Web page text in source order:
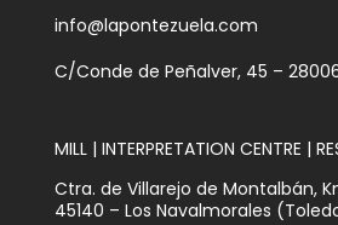
info@lapontezuela.com
C/Conde de Peñalver, 45 –
MILL | INTERPRETATION CENTRE |
Ctra. de Villarejo de Montalbán,
45140 – Los Navalmorales